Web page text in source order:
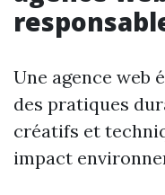
Une agence web
des pratiques
créatifs et
impact